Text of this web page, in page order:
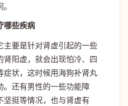
哪些疾病
主要是针对肾虚引起的一些
肾阳虚，就会出现怕冷、四
症状，这时候用海狗补肾丸
。还有男性的一些功能障
坚挺等情况，也与肾虚有